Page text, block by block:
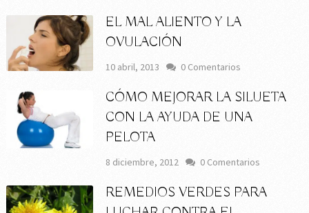
EL MAL ALIENTO Y LA
OVULACIÓN
10 abril, 2013 0 Comentarios
CÓMO MEJORAR LA SILUETA
CON LA AYUDA DE UNA
PELOTA
8 diciembre, 2012 0 Comentarios
REMEDIOS VERDES PARA